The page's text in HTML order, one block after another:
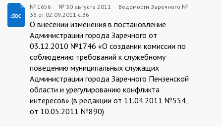
1656:2011-
№ 1656 № 30 августа 2011
Ведомости Заречного №
36 от 02.09.2011 с.36
О внесении изменения в постановление
Администрации города Заречного от
03.12.2010 №1746 «О создании комиссии по
соблюдению требований к служебному
поведению муниципальных служащих
Администрации города Заречного Пензенской
области и урегулированию конфликта
интересов» (в редакции от 11.04.2011 №554,
от 10.05.2011 №890)